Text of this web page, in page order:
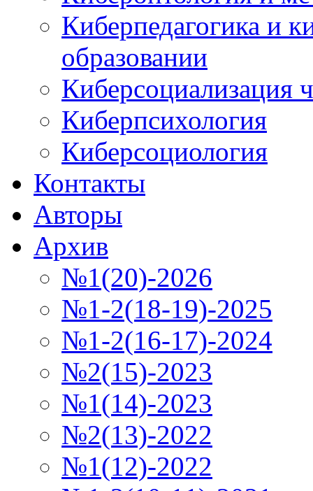
Киберпедагогика и
образовании
Киберсоциализация
Киберпсихология
Киберсоциология
Контакты
Авторы
Архив
№1(20)-2026
№1-2(18-19)-2025
№1-2(16-17)-2024
№2(15)-2023
№1(14)-2023
№2(13)-2022
№1(12)-2022